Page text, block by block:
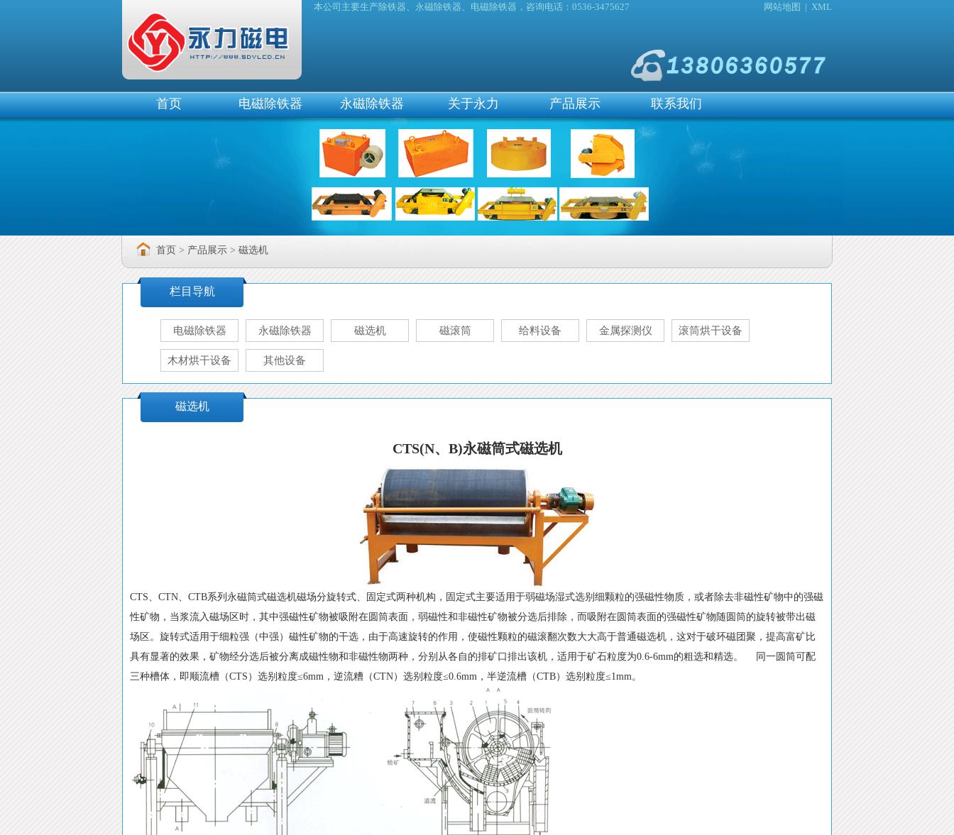
除铁器
本公司主要生产除铁器、永磁除铁器、电磁除铁器，咨询电话：0536-3475627 网站地图 | XML
首页 电磁除铁器 永磁除铁器 关于永力 产品展示 联系我们
首页 > 产品展示 > 磁选机
栏目导航
电磁除铁器 永磁除铁器 磁选机 磁滚筒 给料设备 金属探测仪 滚筒烘干设备
木材烘干设备 其他设备
磁选机
CTS(N、B)永磁筒式磁选机
CTS、CTN、CTB系列永磁筒式磁选机磁场分旋转式、固定式两种机构，固定式主要适用于弱磁场湿式选别细颗粒的强磁性物质，或者除去非磁性矿物中的强磁
性矿物，当浆流入磁场区时，其中强磁性矿物被吸附在圆筒表面，弱磁性和非磁性矿物被分选后排除，而吸附在圆筒表面的强磁性矿物随圆筒的旋转被带出磁
场区。旋转式适用于细粒强（中强）磁性矿物的干选，由于高速旋转的作用，使磁性颗粒的磁滚翻次数大大高于普通磁选机，这对于破环磁团聚，提高富矿比
具有显著的效果，矿物经分选后被分离成磁性物和非磁性物两种，分别从各自的排矿口排出该机，适用于矿石粒度为0.6-6mm的粗选和精选。 同一圆筒可配
三种槽体，即顺流槽（CTS）选别粒度≤6mm，逆流糟（CTN）选别粒度≤0.6mm，半逆流槽（CTB）选别粒度≤1mm。